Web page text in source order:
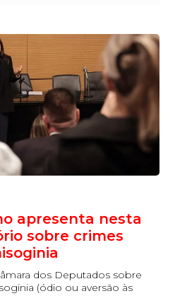
apresenta nesta
sobre crimes
dos Deputados sobre
(ódio ou aversão às